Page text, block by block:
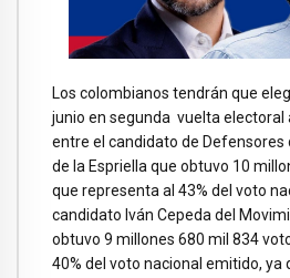
Los colombianos tendrán que
junio en segunda vuelta electoral
entre el candidato de Defensores
de la Espriella que obtuvo 10
que representa al 43% del voto
candidato Iván Cepeda del
obtuvo 9 millones 680 mil 834
40% del voto nacional emitido, ya